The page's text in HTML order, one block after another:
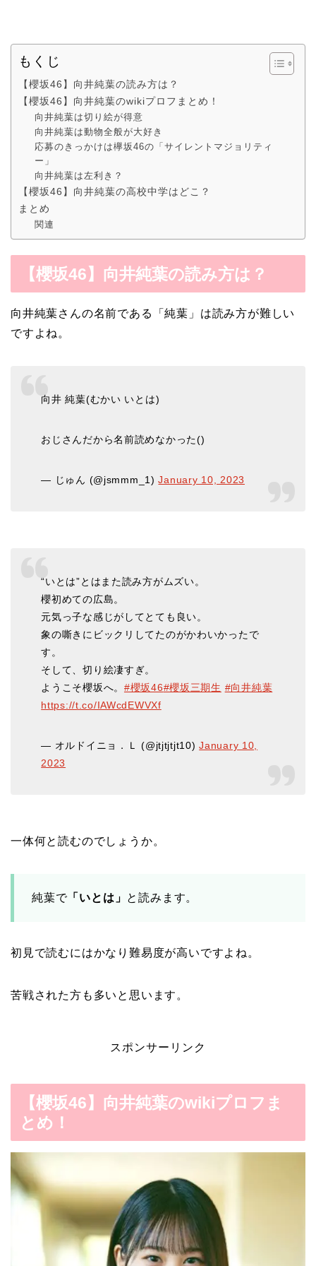
もくじ
【櫻坂46】向井純葉の読み方は？
【櫻坂46】向井純葉のwikiプロフまとめ！
向井純葉は切り絵が得意
向井純葉は動物全般が大好き
応募のきっかけは欅坂46の「サイレントマジョリティ
ー」
向井純葉は左利き？
【櫻坂46】向井純葉の高校中学はどこ？
まとめ
関連
【櫻坂46】向井純葉の読み方は？
向井純葉さんの名前である「純葉」は読み方が難しい
ですよね。
向井 純葉(むかい いとは)
おじさんだから名前読めなかった()
— じゅん (@jsmmm_1)January 10, 2023
“いとは”とはまた読み方がムズい。
櫻初めての広島。
元気っ子な感じがしてとても良い。
象の嘶きにビックリしてたのがかわいかったで
す。
そして、切り絵凄すぎ。
ようこそ櫻坂へ。 #櫻坂46#櫻坂三期生 #向井純葉
https://t.co/IAWcdEWVXf
— オルドイニョ．Ｌ (@jtjtjtjt10)January 10,
2023
一体何と読むのでしょうか。
純葉で「いとは」 と読みます。
初見で読むにはかなり難易度が高いですよね。
苦戦された方も多いと思います。
スポンサーリンク
【櫻坂46】向井純葉のwikiプロフま
とめ！